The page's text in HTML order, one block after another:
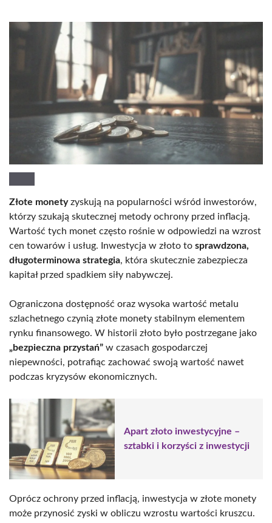
Złote monetyzyskują na popularności wśród inwestorów,
którzy szukają skutecznej metody ochrony przed inflacją.
Wartość tych monet często rośnie w odpowiedzi na wzrost
cen towarów i usług. Inwestycja w złoto to sprawdzona,
długoterminowa strategia, która skutecznie zabezpiecza
kapitał przed spadkiem siły nabywczej.
Ograniczona dostępność oraz wysoka wartość metalu
szlachetnego czynią złote monety stabilnym elementem
rynku finansowego. W historii złoto było postrzegane jako
„bezpieczna przystań” w czasach gospodarczej
niepewności, potrafiąc zachować swoją wartość nawet
podczas kryzysów ekonomicznych.
Apart złoto inwestycyjne –
sztabki i korzyści z inwestycji
Oprócz ochrony przed inflacją, inwestycja w złote monety
może przynosić zyski w obliczu wzrostu wartości kruszcu.